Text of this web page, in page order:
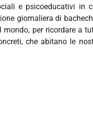
e psicoeducativi
giornaliera di
per ricordare a
che abitano le